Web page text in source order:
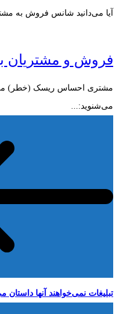
آیا می‌دانید شانس فروش به
فروش و مشتریان
مشتری احساس ریسک (خطر)
می‌شنوید:...
تبلیغات نمی‌خواهند آنها داستان